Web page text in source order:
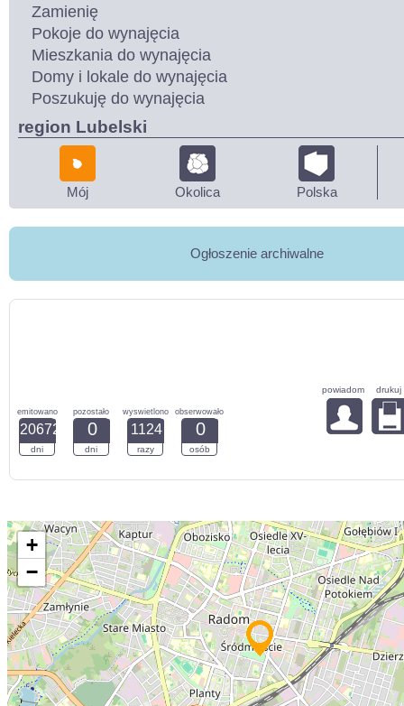
Zamienię
Pokoje do wynajęcia
Mieszkania do wynajęcia
Domy i lokale do wynajęcia
Poszukuję do wynajęcia
region Lubelski
Mój Okolica Polska
Ogłoszenie archiwalne
emitowano
20672
dni
pozostało
0
dni
wyswietlono
1124
razy
obserwowało
0
osób
powiadom drukuj
+
−